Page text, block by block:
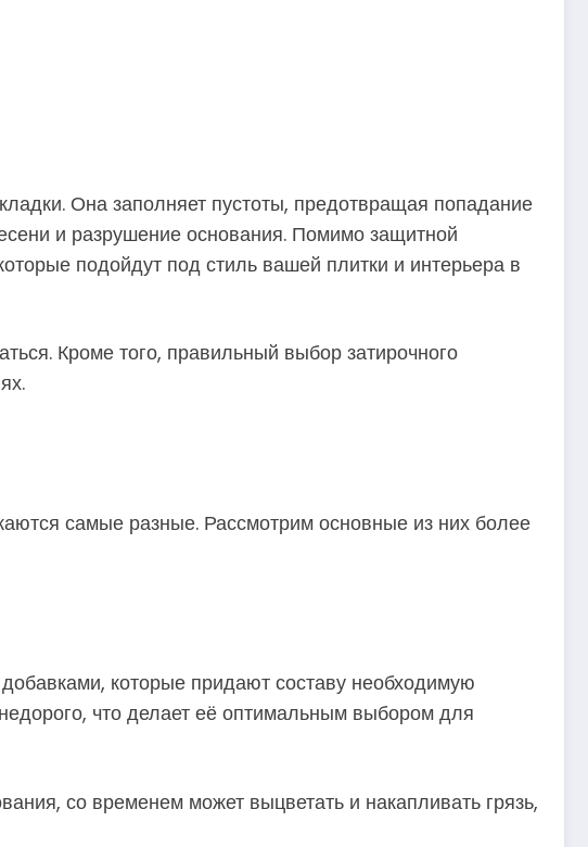
Она заполняет пустоты, предотвращая попадание
и разрушение основания. Помимо защитной
подойдут под стиль вашей плитки и интерьера в
Кроме того, правильный выбор затирочного
самые разные. Рассмотрим основные из них более
которые придают составу необходимую
что делает её оптимальным выбором для
со временем может выцветать и накапливать грязь,